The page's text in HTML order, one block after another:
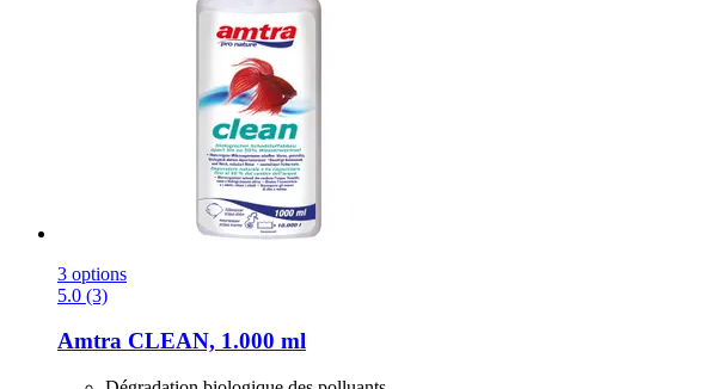
3 options
5.0 (3)
Amtra CLEAN, 1.000 ml